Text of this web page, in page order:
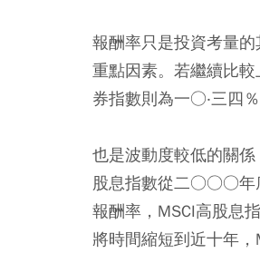
報酬率只是投資考量
重點因素。若繼續比
券指數則為一○‧三四
也是波動度較低的關
股息指數從二○○○年
報酬率，MSCI高股息
將時間縮短到近十年